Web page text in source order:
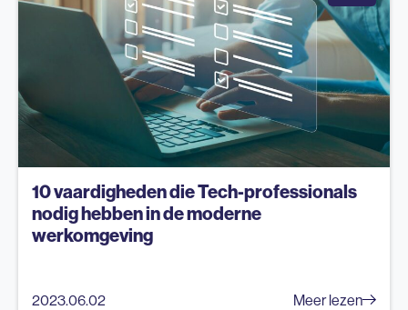
10 vaardigheden die Tech-professionals
nodig hebben in de moderne
werkomgeving
2023.06.02 Meer lezen